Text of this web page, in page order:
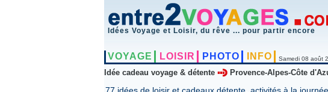
Idées Voyage et Loisir, du rêve ... pour partir encore
VOYAGE LOISIR PHOTO INFO Samedi 08 août
Idée cadeau voyage & détente Provence-Alpes-Côte